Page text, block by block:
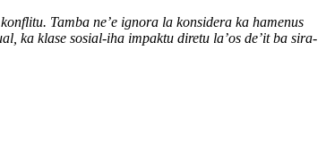
Tamba ne’e ignora la konsidera ka hamenus
ka klase sosial-iha impaktu diretu la’os de’it ba sira-